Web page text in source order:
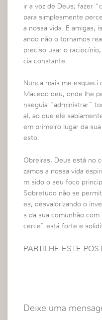
ir a voz de Deus; fazer
para simplesmente
a nossa vida. E amigas,
ando não o tornamos
preciso usar o
cia constante.
Nunca mais me esqueci
Macedo deu, onde lhe
nseguia “administrar”
al, ao que ele
em primeiro lugar da
esto.
Obreiras, Deus está no
zamos a nossa vida
m sido o seu foco
Sobretudo não se
es, desvalorizando o
s da sua comunhão
cerce” está forte e
PARTILHE ESTE
Deixe uma